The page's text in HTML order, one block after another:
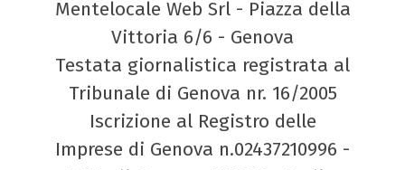
Mentelocale Web Srl - Piazza della
Vittoria 6/6 - Genova
Testata giornalistica registrata al
Tribunale di Genova nr. 16/2005
Iscrizione al Registro delle
Imprese di Genova n.02437210996 -